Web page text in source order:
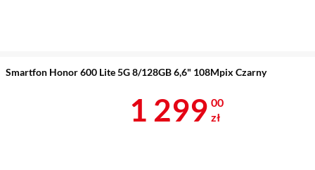
Smartfon Honor 600 Lite 5G 8/128GB 6,6" 108Mpix Czarny
Cena 1 299 zł
1 299 00
zł